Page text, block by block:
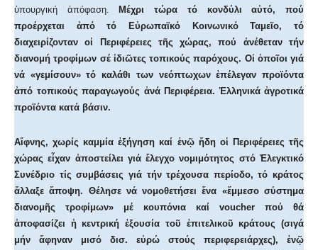
ὑπουργική ἀπόφαση.
Μέχρι τώρα τό κονδύλι αὐτό, πού
προέρχεται ἀπό τό Εὐρωπαϊκό Κοινωνικό Ταμεῖο, τό
διαχειρίζονταν οἱ Περιφέρειες τῆς χώρας, πού ἀνέθεταν τήν
διανομή τροφίμων σέ ἰδιῶτες τοπικούς παρόχους. Οἱ ὁποῖοι γιά
νά «γεμίσουν» τό καλάθι των νεόπτωχων ἐπέλεγαν προϊόντα
ἀπό τοπικούς παραγωγούς ἀνά Περιφέρεια. Ἑλληνικά ἀγροτικά
προϊόντα κατά βάσιν.
Αἴφνης, χωρίς καμμία ἐξήγηση καί ἐνῷ ἤδη οἱ Περιφέρειες τῆς
χώρας εἶχαν ἀποστείλει γιά ἔλεγχο νομιμότητος στό Ἐλεγκτικό
Συνέδριο τίς συμβάσεις γιά τήν τρέχουσα περίοδο, τό κράτος
ἄλλαξε ἄποψη. Θέλησε νά νομοθετήσει ἕνα «ἔμμεσο σύστημα
διανομῆς τροφίμων» μέ κουπόνια καί voucher πού θά
ἀποφασίζει ἡ κεντρική ἐξουσία τοῦ ἐπιτελικοῦ κράτους (σιγά
μήν ἄφηναν μισό δισ. εὐρώ στούς περιφερειάρχες), ἐνῷ